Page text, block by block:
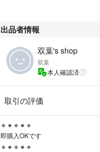
出品者情報
双葉's shop
双葉
本人確認済
取引の評価
🔹🔸🔹🔸🔹
即購入OKです
🔹🔸🔹🔸🔹